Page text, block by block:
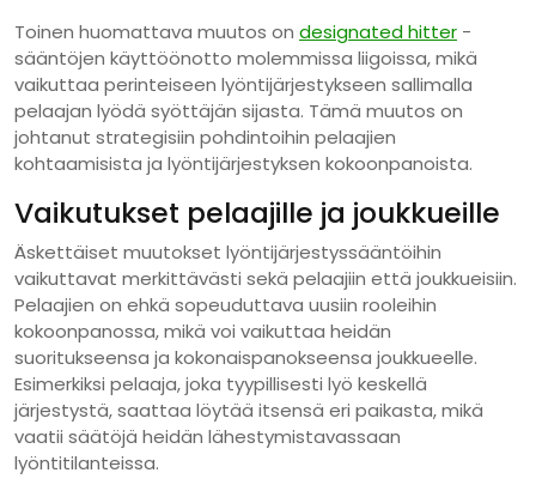
Toinen huomattava muutos on designated hitter -
sääntöjen käyttöönotto molemmissa liigoissa, mikä
vaikuttaa perinteiseen lyöntijärjestykseen sallimalla
pelaajan lyödä syöttäjän sijasta. Tämä muutos on
johtanut strategisiin pohdintoihin pelaajien
kohtaamisista ja lyöntijärjestyksen kokoonpanoista.
Vaikutukset pelaajille ja joukkueille
Äskettäiset muutokset lyöntijärjestyssääntöihin
vaikuttavat merkittävästi sekä pelaajiin että joukkueisiin.
Pelaajien on ehkä sopeuduttava uusiin rooleihin
kokoonpanossa, mikä voi vaikuttaa heidän
suoritukseensa ja kokonaispanokseensa joukkueelle.
Esimerkiksi pelaaja, joka tyypillisesti lyö keskellä
järjestystä, saattaa löytää itsensä eri paikasta, mikä
vaatii säätöjä heidän lähestymistavassaan
lyöntitilanteissa.